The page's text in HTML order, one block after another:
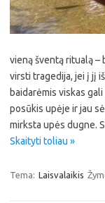
vieną šventą ritualą –
virsti tragedija, jei į jį
baidarėmis viskas
posūkis upėje ir jau
mirksta upės dugne.
Skaityti toliau »
Tema: Laisvalaikis